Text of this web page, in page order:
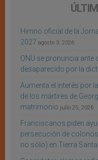
Himno oficial de la
2027 agosto 3, 2026
ONU se pronuncia
desaparecido por la
Aumenta el interés por
de los mártires de
matrimonio julio 25, 2026
Franciscanos piden
persecución de
no sólo) en Tierra Santa